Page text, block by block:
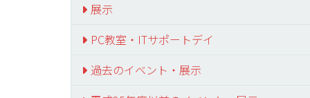
展示
PC教室・ITサポートデイ
過去のイベント・展示